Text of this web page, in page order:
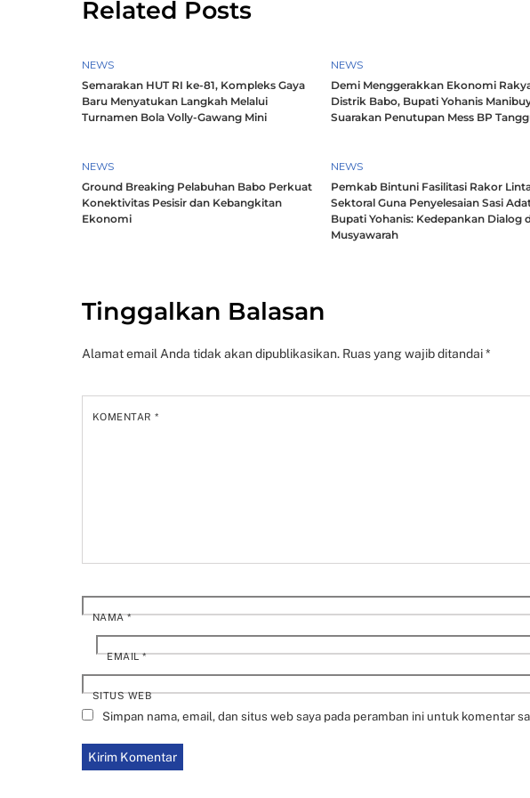
Related Posts
NEWS
Semarakan HUT RI ke-81, Kompleks Gaya
Baru Menyatukan Langkah Melalui
Turnamen Bola Volly-Gawang Mini
NEWS
Demi Menggerakkan Ekonomi
Distrik Babo, Bupati Yohanis
Suarakan Penutupan Mess BP
NEWS
Ground Breaking Pelabuhan Babo Perkuat
Konektivitas Pesisir dan Kebangkitan
Ekonomi
NEWS
Pemkab Bintuni Fasilitasi Rakor
Sektoral Guna Penyelesaian Sasi
Bupati Yohanis: Kedepankan Dialog
Musyawarah
Tinggalkan Balasan
Alamat email Anda tidak akan dipublikasikan. Ruas yang wajib ditandai*
KOMENTAR*
NAMA*
EMAIL*
SITUS WEB
Simpan nama, email, dan situs web saya pada peramban ini untuk komentar